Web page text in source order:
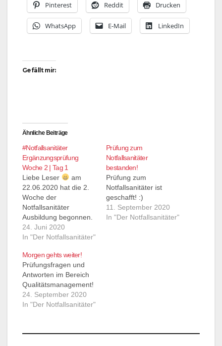
Pinterest Reddit Drucken
WhatsApp E-Mail LinkedIn
Gefällt mir:
Ähnliche Beiträge
#Notfallsanitäter
Ergänzungsprüfung
Woche 2 | Tag 1
Liebe Leser
am
22.06.2020 hat die 2.
Woche der
Notfallsanitäter
Ausbildung begonnen.
Ich werde hier wieder
einiges berichten.
Medikamente,
Wirkweisen,
Thoraxdrainagen,
Atemwegssicherungen
und vieles mehr.
Morgen starten wir mit
bleiben!
24. Juni 2020
In "Der Notfallsanitäter"
Prüfung zum
Notfallsanitäter
bestanden!
Prüfung zum
Notfallsanitäter ist
geschafft! :)
11. September 2020
In "Der Notfallsanitäter"
Morgen gehts weiter!
Prüfungsfragen und
Antworten im Bereich
Qualitätsmanagement!
24. September 2020
In "Der Notfallsanitäter"